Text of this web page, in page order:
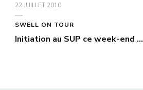
22 JUILLET 2010
SWELL ON TOUR
Initiation au SUP ce week-end …